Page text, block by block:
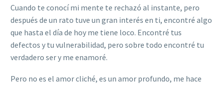
Cuando te conocí mi mente te rechazó al instante, pero
después de un rato tuve un gran interés en ti, encontré algo
que hasta el día de hoy me tiene loco. Encontré tus
defectos y tu vulnerabilidad, pero sobre todo encontré tu
verdadero ser y me enamoré.
Pero no es el amor cliché, es un amor profundo, me hace